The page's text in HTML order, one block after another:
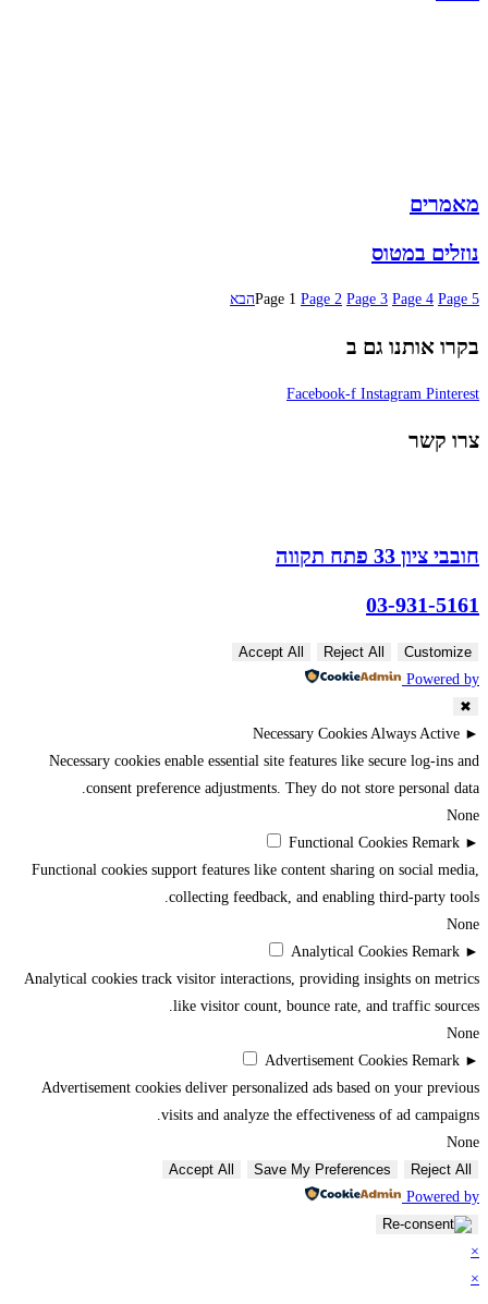
מאמרים
נוזלים במטוס
Page 1 Page 2 Page 3 Page 4 Page 5 הבא
בקרו אותנו גם ב
Facebook-f Instagram Pinterest
צרו קשר
חובבי ציון 33 פתח תקווה
03-931-5161
Customize
Reject All
Accept All
Powered by
✖
►
Necessary Cookies Always Active
Necessary cookies enable essential site features like secure log-ins and
consent preference adjustments. They do not store personal data.
None
►
Functional Cookies Remark
Functional cookies support features like content sharing on social media,
collecting feedback, and enabling third-party tools.
None
►
Analytical Cookies Remark
Analytical cookies track visitor interactions, providing insights on metrics
like visitor count, bounce rate, and traffic sources.
None
►
Advertisement Cookies Remark
Advertisement cookies deliver personalized ads based on your previous
visits and analyze the effectiveness of ad campaigns.
None
Reject All
Save My Preferences
Accept All
Powered by
×
×